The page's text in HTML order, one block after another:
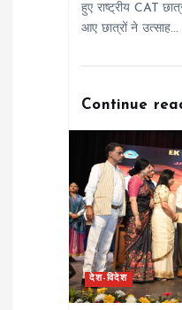
हुए राष्ट्रीय CAT
आए छात्रों ने उत्साह…
Continue
देश-विदेश